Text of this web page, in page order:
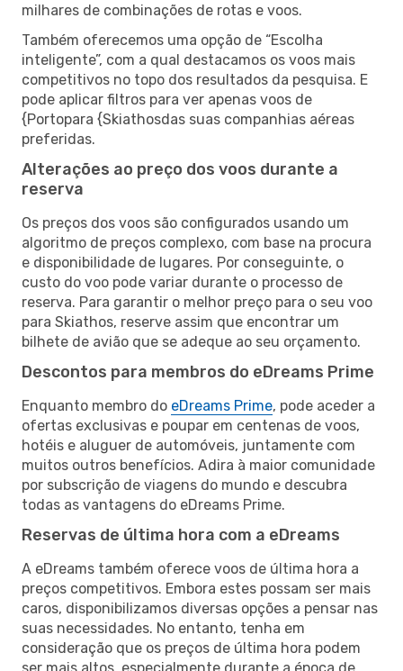
milhares de combinações de rotas e voos.
Também oferecemos uma opção de “Escolha
inteligente”, com a qual destacamos os voos mais
competitivos no topo dos resultados da pesquisa. E
pode aplicar filtros para ver apenas voos de
{Portopara {Skiathosdas suas companhias aéreas
preferidas.
Alterações ao preço dos voos durante a
reserva
Os preços dos voos são configurados usando um
algoritmo de preços complexo, com base na procura
e disponibilidade de lugares. Por conseguinte, o
custo do voo pode variar durante o processo de
reserva. Para garantir o melhor preço para o seu voo
para Skiathos, reserve assim que encontrar um
bilhete de avião que se adeque ao seu orçamento.
Descontos para membros do eDreams Prime
Enquanto membro do eDreams Prime, pode aceder a
ofertas exclusivas e poupar em centenas de voos,
hotéis e aluguer de automóveis, juntamente com
muitos outros benefícios. Adira à maior comunidade
por subscrição de viagens do mundo e descubra
todas as vantagens do eDreams Prime.
Reservas de última hora com a eDreams
A eDreams também oferece voos de última hora a
preços competitivos. Embora estes possam ser mais
caros, disponibilizamos diversas opções a pensar nas
suas necessidades. No entanto, tenha em
consideração que os preços de última hora podem